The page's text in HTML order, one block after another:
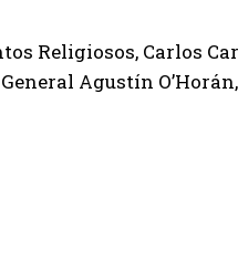
Religiosos, Carlos
Agustín